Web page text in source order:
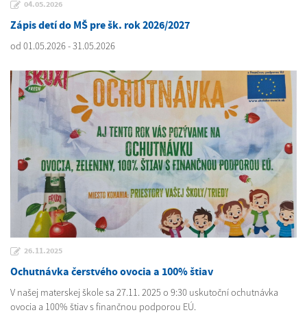
04.05.2026
Zápis detí do MŠ pre šk. rok 2026/2027
od 01.05.2026 - 31.05.2026
26.11.2025
Ochutnávka čerstvého ovocia a 100% štiav
V našej materskej škole sa 27.11. 2025 o 9:30 uskutoční ochutnávka
ovocia a 100% štiav s finančnou podporou EÚ.